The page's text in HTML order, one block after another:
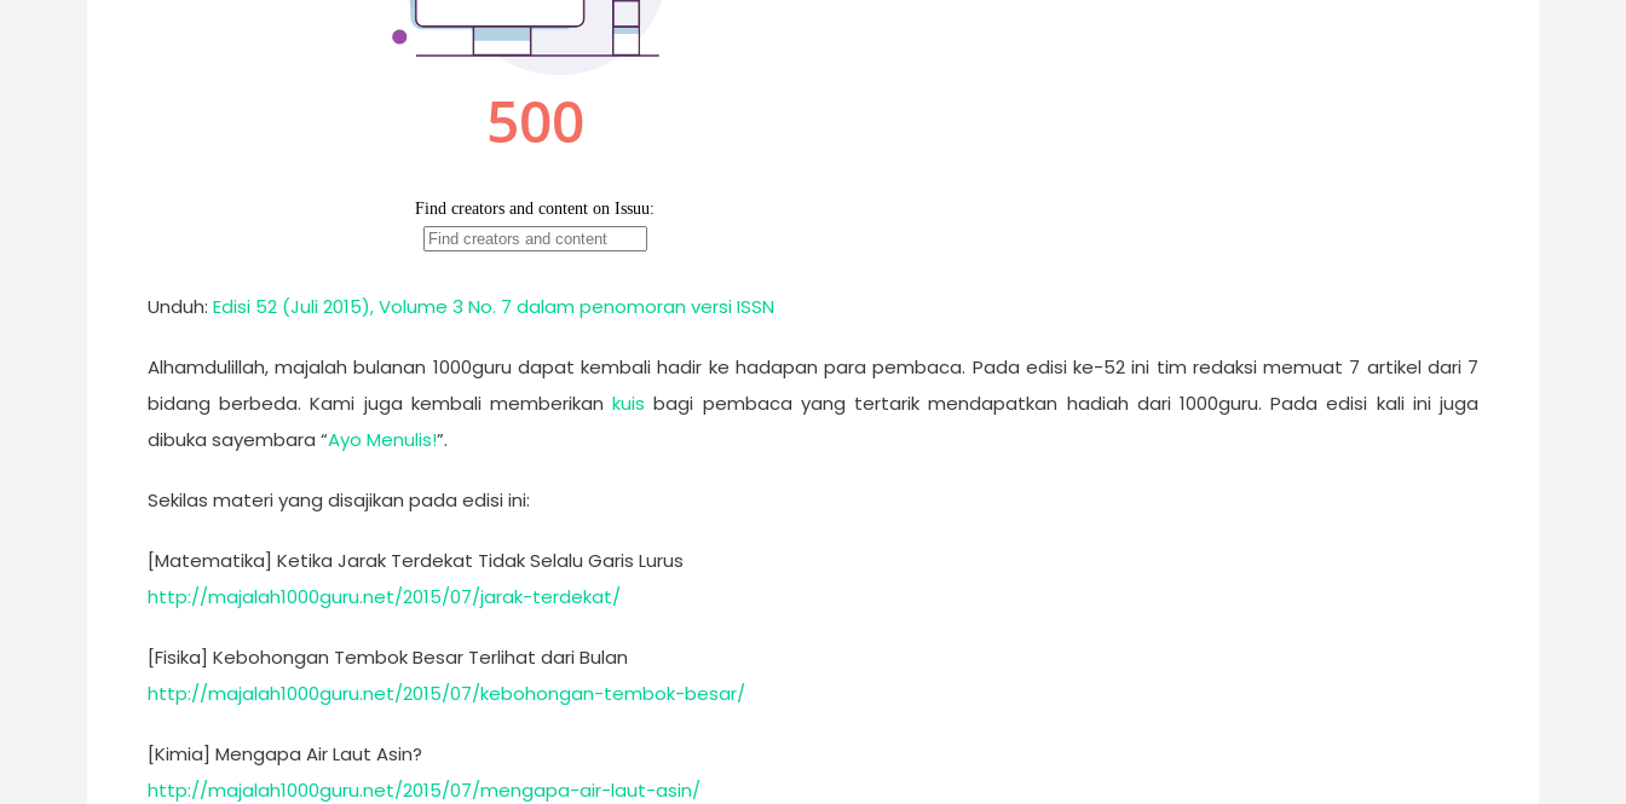
Unduh: Edisi 52 (Juli 2015), Volume 3 No. 7 dalam penomoran versi ISSN
Alhamdulillah, majalah bulanan 1000guru dapat kembali hadir ke hadapan para pembaca. Pada edisi ke-52 ini tim redaksi memuat 7 artikel dari 7
bidang berbeda. Kami juga kembali memberikankuis bagi pembaca yang tertarik mendapatkan hadiah dari 1000guru. Pada edisi kali ini juga
dibuka sayembara “Ayo Menulis!”.
Sekilas materi yang disajikan pada edisi ini:
[Matematika] Ketika Jarak Terdekat Tidak Selalu Garis Lurus
http://majalah1000guru.net/2015/07/jarak-terdekat/
[Fisika] Kebohongan Tembok Besar Terlihat dari Bulan
http://majalah1000guru.net/2015/07/kebohongan-tembok-besar/
[Kimia] Mengapa Air Laut Asin?
http://majalah1000guru.net/2015/07/mengapa-air-laut-asin/